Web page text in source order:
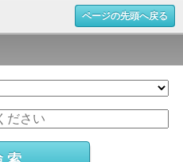
ページの先頭へ戻る